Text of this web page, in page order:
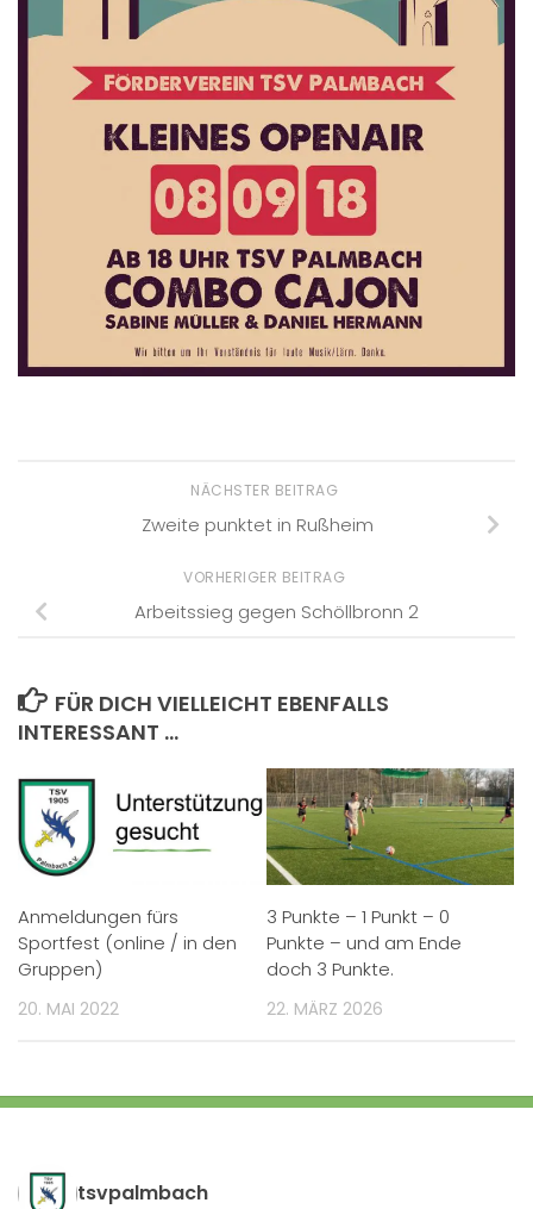
NÄCHSTER BEITRAG
Zweite punktet in Rußheim
VORHERIGER BEITRAG
Arbeitssieg gegen Schöllbronn 2
FÜR DICH VIELLEICHT EBENFALLS
INTERESSANT …
Anmeldungen fürs
Sportfest (online / in den
Gruppen)
20. MAI 2022
3 Punkte – 1 Punkt – 0
Punkte – und am Ende
doch 3 Punkte.
22. MÄRZ 2026
tsvpalmbach